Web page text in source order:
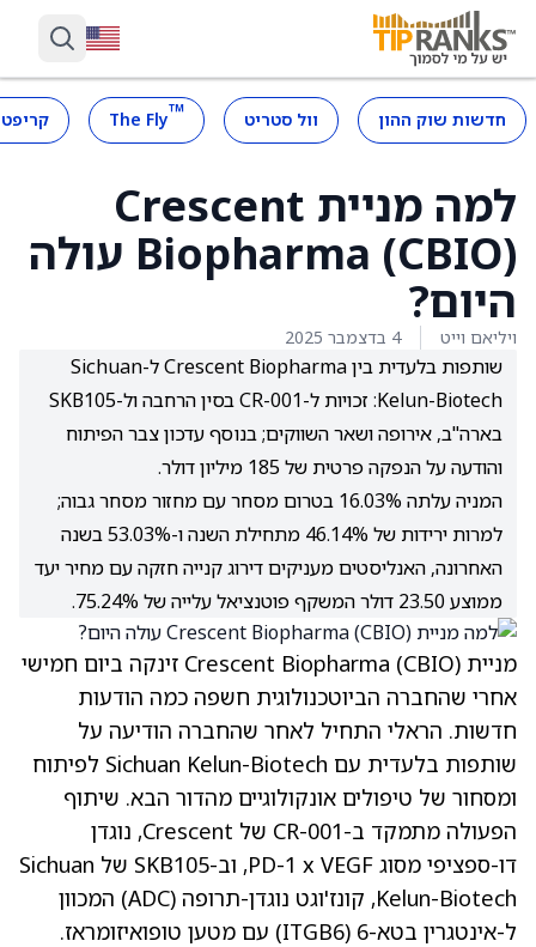
חדשות שוק ההון וול סטריט ™
The Fly
למה מניית Crescent
Biopharma (CBIO) עולה
היום?
ויליאם וייט 4 בדצמבר 2025
שותפות בלעדית בין Crescent Biopharma ל-Sichuan
Kelun-Biotech: זכויות ל-CR-001 בסין הרחבה ול-SKB105
בארה"ב, אירופה ושאר השווקים; בנוסף עדכון צבר הפיתוח
והודעה על הנפקה פרטית של 185 מיליון דולר.
המניה עלתה 16.03% בטרום מסחר עם מחזור מסחר גבוה;
למרות ירידות של 46.14% מתחילת השנה ו-53.03% בשנה
האחרונה, האנליסטים מעניקים דירוג קנייה חזקה עם מחיר יעד
ממוצע 23.50 דולר המשקף פוטנציאל עלייה של 75.24%.
מניית Crescent Biopharma (CBIO)
זינקה ביום חמישי
אחרי שהחברה הביוטכנולוגית חשפה כמה הודעות
חדשות. הראלי התחיל לאחר שהחברה הודיעה על
שותפות בלעדית עם Sichuan Kelun-Biotech לפיתוח
ומסחור של טיפולים אונקולוגיים מהדור הבא. שיתוף
הפעולה מתמקד ב-CR-001 של Crescent, נוגדן
דו-ספציפי מסוג PD-1 x VEGF, וב-SKB105 של Sichuan
Kelun-Biotech, קונז'וגט נוגדן-תרופה (ADC) המכוון
ל-אינטגרין בטא-6 (ITGB6) עם מטען טופואיזומראז.